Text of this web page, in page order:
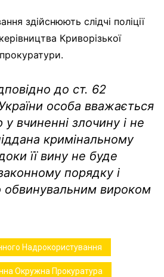
здійснюють слідчі поліції
Криворізької
до ст. 62
особа вважається
вчиненні злочину і не
кримінальному
її вину не буде
порядку і
обвинувальним вироком
Надрокористування
Окружна Прокуратура